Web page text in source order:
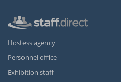
Hostess agency
Personnel office
Exhibition staff